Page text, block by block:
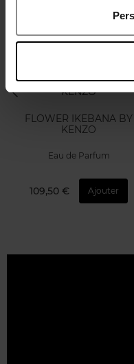
KENZO
FLOWER IKEBANA BY
KENZO
Eau de Parfum
109,50 € Ajouter